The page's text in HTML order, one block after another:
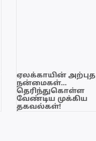
ஏலக்காயின் அற்புத
நன்மைகள்…
தெரிந்துகொள்ள
வேண்டிய முக்கிய
தகவல்கள்!